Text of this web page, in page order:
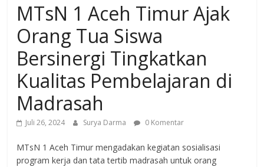
MTsN 1 Aceh Timur Ajak
Orang Tua Siswa
Bersinergi Tingkatkan
Kualitas Pembelajaran di
Madrasah
Juli 26, 2024 Surya Darma 0 Komentar
MTsN 1 Aceh Timur mengadakan kegiatan sosialisasi
program kerja dan tata tertib madrasah untuk orang